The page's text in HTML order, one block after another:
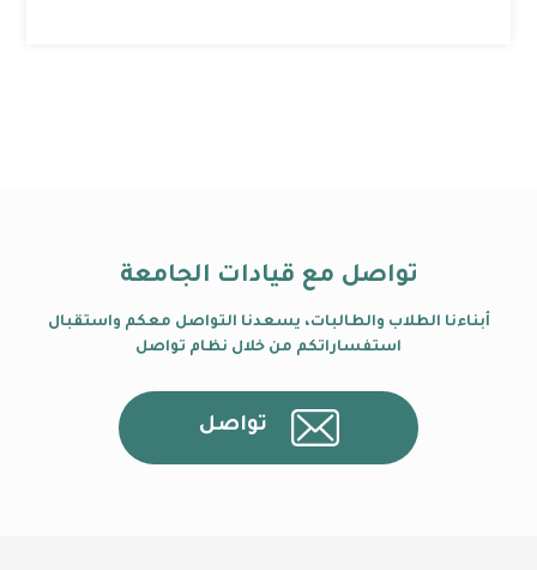
تواصل مع قيادات الجامعة
أبناءنا الطلاب والطالبات، يسعدنا التواصل معكم واستقبال
استفساراتكم من خلال نظام تواصل
تواصل